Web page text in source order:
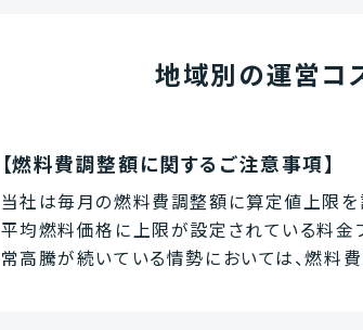
地域別の運営コ
【燃料費調整額に関するご注意事項】
当社は毎月の燃料費調整額に算定値上限を
平均燃料価格に上限が設定されている料金
常高騰が続いている情勢においては、燃料